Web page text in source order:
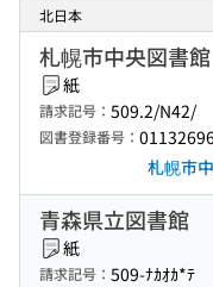
北日本
札幌市中央図書館
紙
請求記号： 509.2/N42/
図書登録番号：
札幌市
青森県立図書館
紙
請求記号： 509-ﾅｶｵｶ*ﾃ